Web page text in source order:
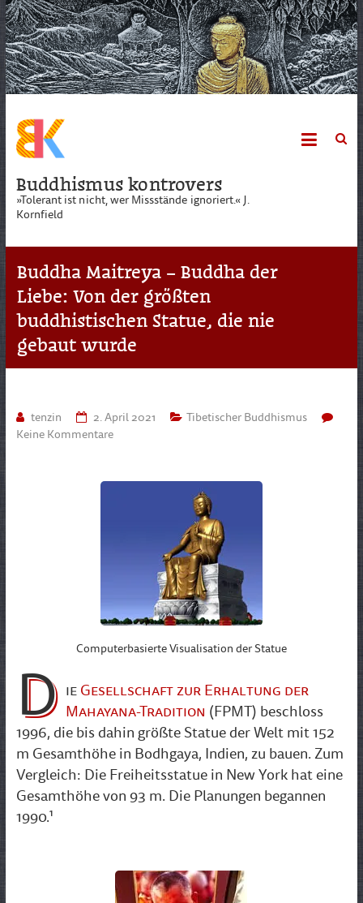
Skip
to
content
Buddhismus kontrovers
»Tolerant ist nicht, wer Missstände ignoriert.« J.
Kornfield
Buddha Maitreya – Buddha der
Liebe: Von der größten
buddhistischen Statue, die nie
gebaut wurde
tenzin 2. April 2021
Tibetischer Buddhismus
Keine Kommentare
Computerbasierte Visualisation der Statue
D ieGesellschaft zur Erhaltung der
Mahayana-Tradition (FPMT) beschloss
1996, die bis dahin größte Statue der Welt mit 152
m Gesamthöhe in Bodhgaya, Indien, zu bauen. Zum
Vergleich: Die Freiheitsstatue in New York hat eine
Gesamthöhe von 93 m. Die Planungen begannen
1990.¹